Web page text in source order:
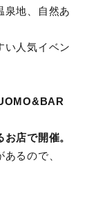
泉地、自然あ
い人気イベン
店で開催。
るので、